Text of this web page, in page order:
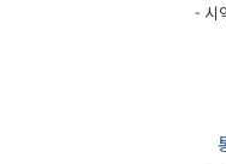
- 시